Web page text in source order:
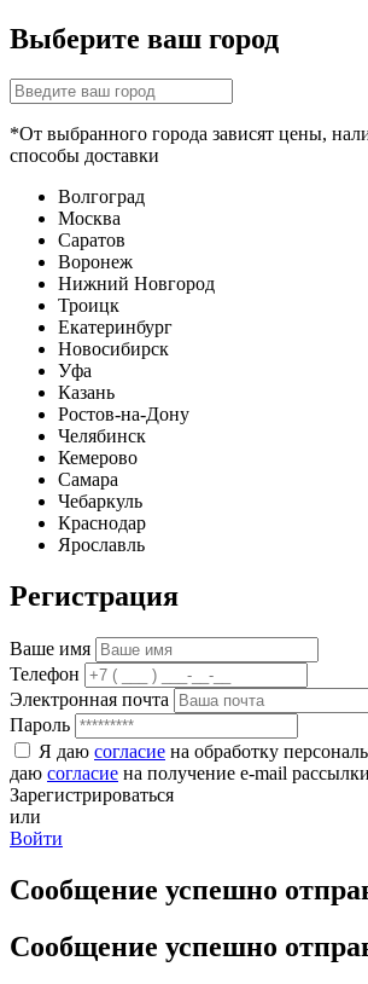
Выберите ваш город
*От выбранного города зависят цены,
способы доставки
Волгоград
Москва
Саратов
Воронеж
Нижний Новгород
Троицк
Екатеринбург
Новосибирск
Уфа
Казань
Ростов-на-Дону
Челябинск
Кемерово
Самара
Чебаркуль
Краснодар
Ярославль
Регистрация
Ваше имя
Телефон
Электронная почта
Пароль
Я даю согласие на обработку
даю согласие на получение e-mail рассылки
Зарегистрироваться
или
Войти
Сообщение успешно
Сообщение успешно